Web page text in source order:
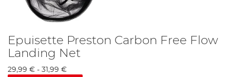
Epuisette Preston Carbon Free Flow
Landing Net
29,99 € - 31,99 €